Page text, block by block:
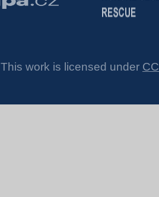
This work is licensed under